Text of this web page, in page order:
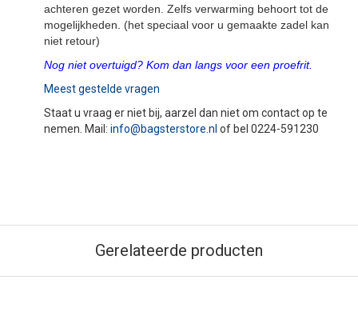
achteren gezet worden. Zelfs verwarming behoort tot de
mogelijkheden. (het speciaal voor u gemaakte zadel kan
niet retour)
Nog niet overtuigd? Kom dan langs voor een proefrit.
Meest gestelde vragen
Staat u vraag er niet bij, aarzel dan niet om contact op te
nemen. Mail: info@bagsterstore.nl of bel 0224-591230
Gerelateerde producten